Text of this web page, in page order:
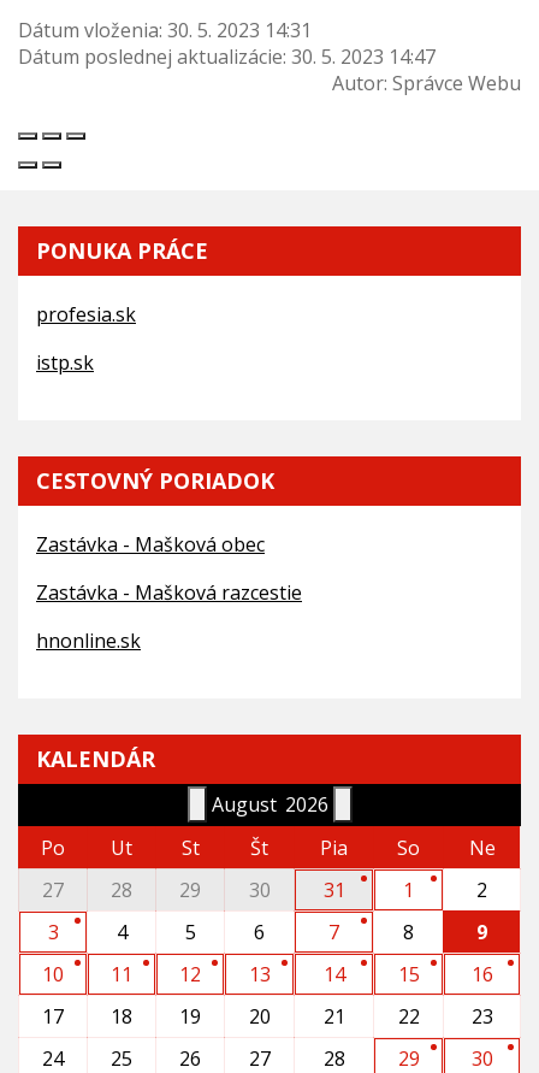
Dátum vloženia: 30. 5. 2023 14:31
Dátum poslednej aktualizácie: 30. 5. 2023 14:47
Autor: Správce Webu
PONUKA PRÁCE
profesia.sk
istp.sk
CESTOVNÝ PORIADOK
Zastávka - Mašková obec
Zastávka - Mašková razcestie
hnonline.sk
KALENDÁR
August 2026
Po
Ut St Št Pia So
Ne
27
28 29 30 31 1
2
3
4 5 6 7 8
9
10
11 12 13 14 15
16
17
18 19 20 21 22
23
24
25 26 27 28 29
30